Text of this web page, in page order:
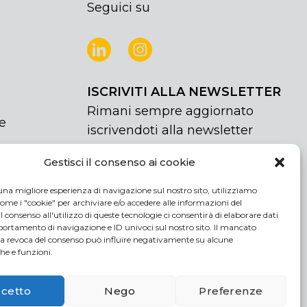
Gestisci il consenso ai cookie
migliore esperienza di navigazione sul nostro sito, utilizziamo
i "cookie" per archiviare e/o accedere alle informazioni del
consenso all'utilizzo di queste tecnologie ci consentirà di elaborare dati
di navigazione e ID univoci sul nostro sito. Il mancato
revoca del consenso può influire negativamente su alcune
e funzioni.
Nego Preferenze
Seguici su
ISCRIVITI ALLA NEWSLETTER
Rimani sempre aggiornato
iscrivendoti alla newsletter
NEWSLETTER
Acconsento al trattamento dei miei
dati personali
If
are
human,
leave